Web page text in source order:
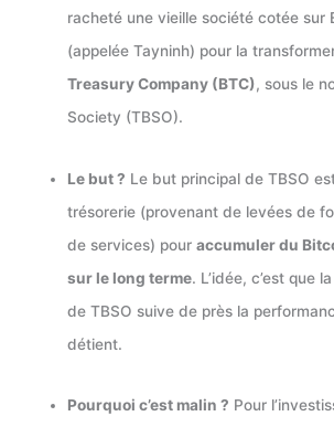
racheté une vieille société cotée sur
(appelée Tayninh) pour la
Treasury Company (BTC), sous le
Society (TBSO).
Le but ? Le but principal de TBSO
trésorerie (provenant de levées de
de services) pouraccumuler du
sur le long terme. L’idée, c’est que
de TBSO suive de près la
détient.
Pourquoi c’est malin ? Pour